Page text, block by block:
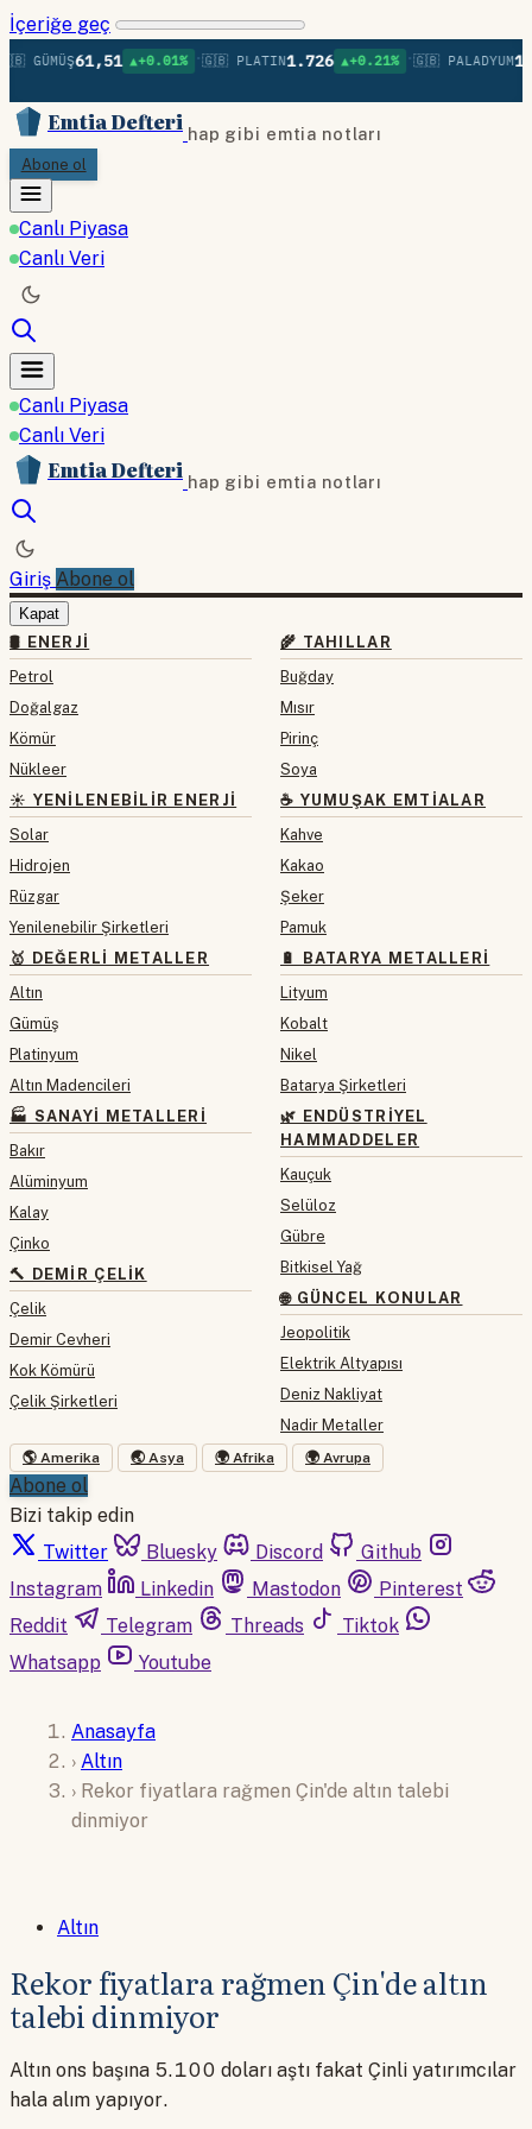
İçeriğe geç
GÜMÜŞ61,51 ▲+0.01% • 🇬🇧 PLATIN1.726 ▲+0.21% • 🇬🇧 PALADYUM
Emtia Defteri hap gibi emtia notları
Abone ol
Canlı Piyasa
Canlı Veri
Canlı Piyasa
Canlı Veri
Emtia Defteri hap gibi emtia notları
Giriş Abone ol
Kapat
🛢 ENERJI
Petrol
Doğalgaz
Kömür
Nükleer
☀️ YENILENEBILIR ENERJI
Solar
Hidrojen
Rüzgar
Yenilenebilir Şirketleri
🥇 DEĞERLI METALLER
Altın
Gümüş
Platinyum
Altın Madencileri
🏭 SANAYI METALLERI
Bakır
Alüminyum
Kalay
Çinko
🔨 DEMIR ÇELIK
Çelik
Demir Cevheri
Kok Kömürü
Çelik Şirketleri
🌾 TAHILLAR
Buğday
Mısır
Pirinç
Soya
☕ YUMUŞAK EMTIALAR
Kahve
Kakao
Şeker
Pamuk
🔋 BATARYA METALLERI
Lityum
Kobalt
Nikel
Batarya Şirketleri
🌿 ENDÜSTRIYEL
HAMMADDELER
Kauçuk
Selüloz
Gübre
Bitkisel Yağ
🌐 GÜNCEL KONULAR
Jeopolitik
Elektrik Altyapısı
Deniz Nakliyat
Nadir Metaller
🌎 Amerika 🌏 Asya 🌍 Afrika 🌍 Avrupa
Abone ol
Bizi takip edin
Twitter
Bluesky Discord
Github
Instagram
Linkedin Mastodon
Pinterest
Reddit
Telegram Threads
Tiktok
Whatsapp
Youtube
Anasayfa
› Altın
› Rekor fiyatlara rağmen Çin'de altın talebi
dinmiyor
Altın
Rekor fiyatlara rağmen Çin'de altın
talebi dinmiyor
Altın ons başına 5.100 doları aştı fakat Çinli yatırımcılar
hala alım yapıyor.